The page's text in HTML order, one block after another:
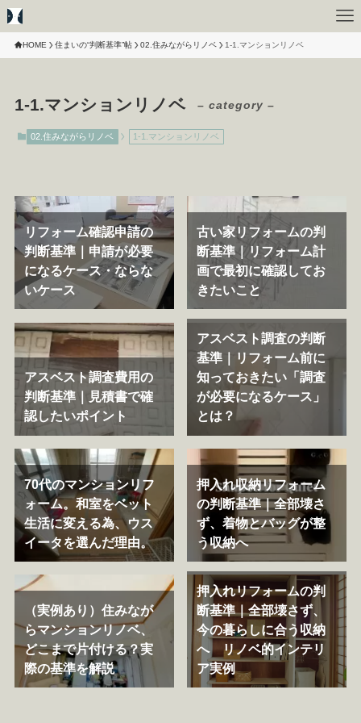
HOME 住まいの“判断基準”帖 02.住みながらリノベ 1-1.マンションリノベ
1-1.マンションリノベ – category –
02.住みながらリノベ 1-1.マンションリノベ
リフォーム確認申請の
判断基準｜申請が必要
になるケース・ならな
いケース
古い家リフォームの判
断基準｜リフォーム計
画で最初に確認してお
きたいこと
アスベスト調査費用の
判断基準｜見積書で確
認したいポイント
アスベスト調査の判断
基準｜リフォーム前に
知っておきたい「調査
が必要になるケース」
とは？
70代のマンションリフ
ォーム。和室をベット
生活に変える為、ウス
イータを選んだ理由。
押入れ収納リフォーム
の判断基準｜全部壊さ
ず、着物とバッグが整
う収納へ
（実例あり）住みなが
らマンションリノベ、
どこまで片付ける？実
際の基準を解説
押入れリフォームの判
断基準｜全部壊さず、
今の暮らしに合う収納
へ リノベ的インテリ
ア実例